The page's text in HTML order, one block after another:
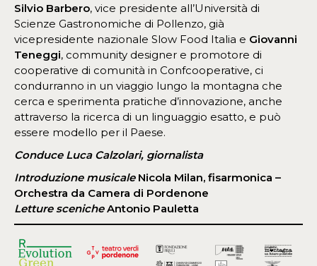
Silvio Barbero, vice presidente all’Università di
Scienze Gastronomiche di Pollenzo, già
vicepresidente nazionale Slow Food Italia e Giovanni
Teneggi, community designer e promotore di
cooperative di comunità in Confcooperative, ci
condurranno in un viaggio lungo la montagna che
cerca e sperimenta pratiche d’innovazione, anche
attraverso la ricerca di un linguaggio esatto, e può
essere modello per il Paese.
Conduce Luca Calzolari, giornalista
Introduzione musicale Nicola Milan, fisarmonica –
Orchestra da Camera di Pordenone
Letture scenicheAntonio Pauletta